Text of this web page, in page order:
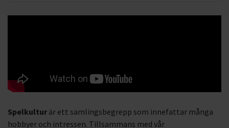
Rollspel
Figurmålning
Spelkultur är ett samlingsbegrepp som innefattar många
hobbyer och intressen. Tillsammans med vår